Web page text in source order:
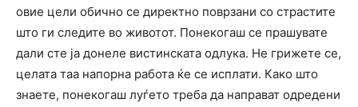
овие цели обично се директно поврзани со страстите
што ги следите во животот. Понекогаш се прашувате
дали сте ја донеле вистинската одлука. Не грижете се,
целата таа напорна работа ќе се исплати. Како што
знаете, понекогаш луѓето треба да направат одредени